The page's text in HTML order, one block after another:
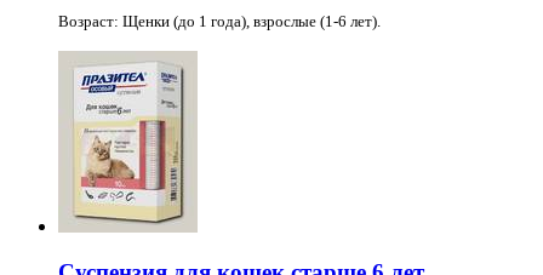
Возраст: Щенки (до 1 года), взрослые (1-6 лет).